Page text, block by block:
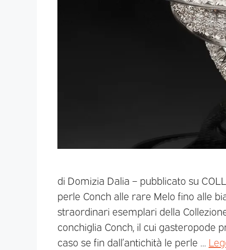
di Domizia Dalia – pubblicato su
perle Conch alle rare Melo fino alle
straordinari esemplari della
conchiglia Conch, il cui gasteropode
caso se fin dall’antichità le perle …